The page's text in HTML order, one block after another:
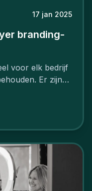
17 jan 2025
branding-
voor elk bedrijf
Er zijn
pak je dat